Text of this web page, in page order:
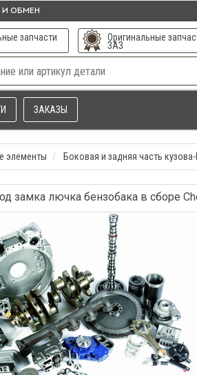
И ОБМЕН
запчасти Оригинальные
ЗАЗ
ЗАКАЗЫ
элементы Боковая и задняя часть
замка лючка бензобака в сборе